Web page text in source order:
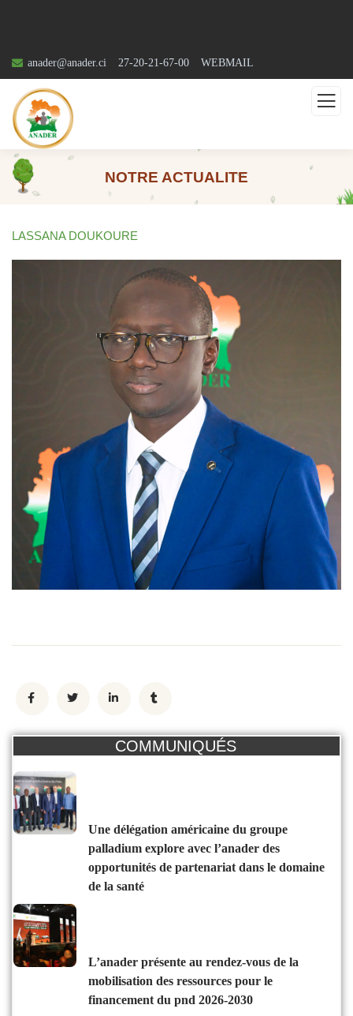
anader@anader.ci 27-20-21-67-00 WEBMAIL
NOTRE ACTUALITE
LASSANA DOUKOURE
COMMUNIQUÉS
une délégation américaine du groupe
palladium explore avec l’anader des
opportunités de partenariat dans le domaine
de la santé
l’anader présente au rendez-vous de la
mobilisation des ressources pour le
financement du pnd 2026-2030